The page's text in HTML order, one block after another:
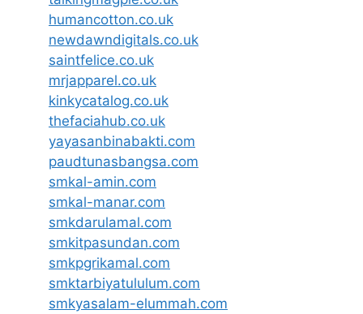
humancotton.co.uk
newdawndigitals.co.uk
saintfelice.co.uk
mrjapparel.co.uk
kinkycatalog.co.uk
thefaciahub.co.uk
yayasanbinabakti.com
paudtunasbangsa.com
smkal-amin.com
smkal-manar.com
smkdarulamal.com
smkitpasundan.com
smkpgrikamal.com
smktarbiyatululum.com
smkyasalam-elummah.com